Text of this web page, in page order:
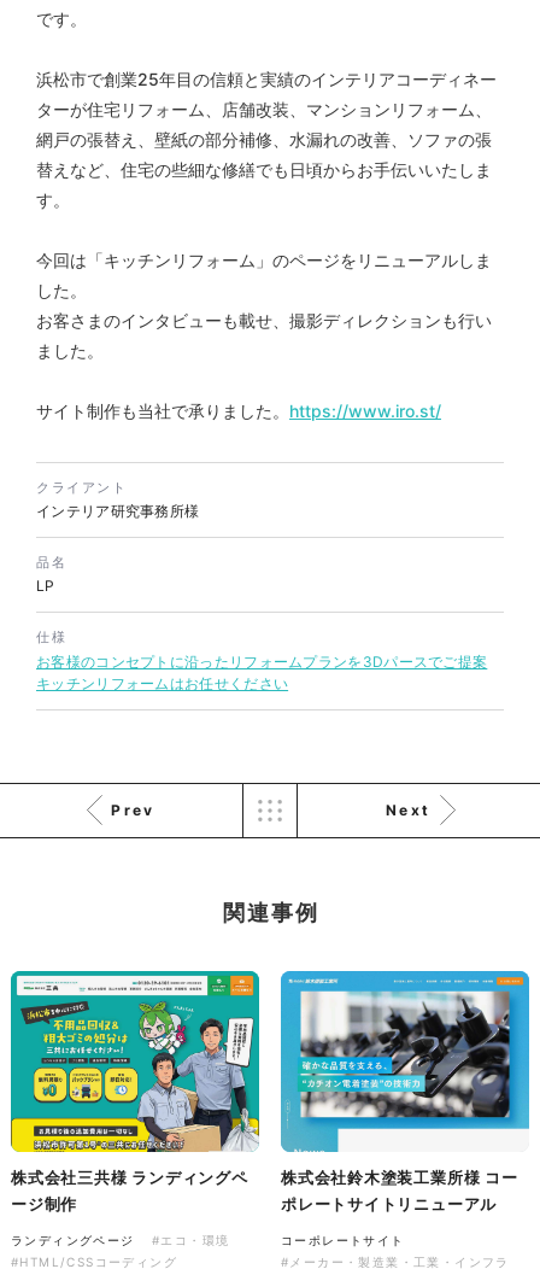
株式会社colorful studio様
『かねた忠右衛門』 サービス
サービスサイト
#HTML/CSSコーディング
#レスポンシブWebデザイン
音楽萬屋Kent様 コーポレート
サイト制作
#HTML/CSSコーディング
オルとのしステッカー 新年の
ご挨拶を彩る、オリジナルノベ
ルティ制作。
LINEスタンプ2026
です。
浜松市で創業25年目の信頼と実績のインテリアコーディネー
ターが住宅リフォーム、店舗改装、マンションリフォーム、
網戸の張替え、壁紙の部分補修、水漏れの改善、ソファの張
替えなど、住宅の些細な修繕でも日頃からお手伝いいたしま
す。
今回は「キッチンリフォーム」のページをリニューアルしま
した。
お客さまのインタビューも載せ、撮影ディレクションも行い
ました。
サイト制作も当社で承りました。 https://www.iro.st/
クライアント
インテリア研究事務所様
品名
LP
仕様
お客様のコンセプトに沿ったリフォームプランを3Dパースでご提案
キッチンリフォームはお任せください
Prev Next
関連事例
株式会社三共様 ランディングペ
ージ制作
ランディングページ
#エコ・環境
#HTML/CSSコーディング
株式会社鈴木塗装工業所様 コー
ポレートサイトリニューアル
コーポレートサイト
#メーカー・製造業・工業・インフラ